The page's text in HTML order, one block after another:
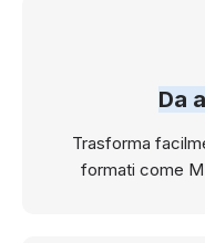
Da
Trasforma
formati come